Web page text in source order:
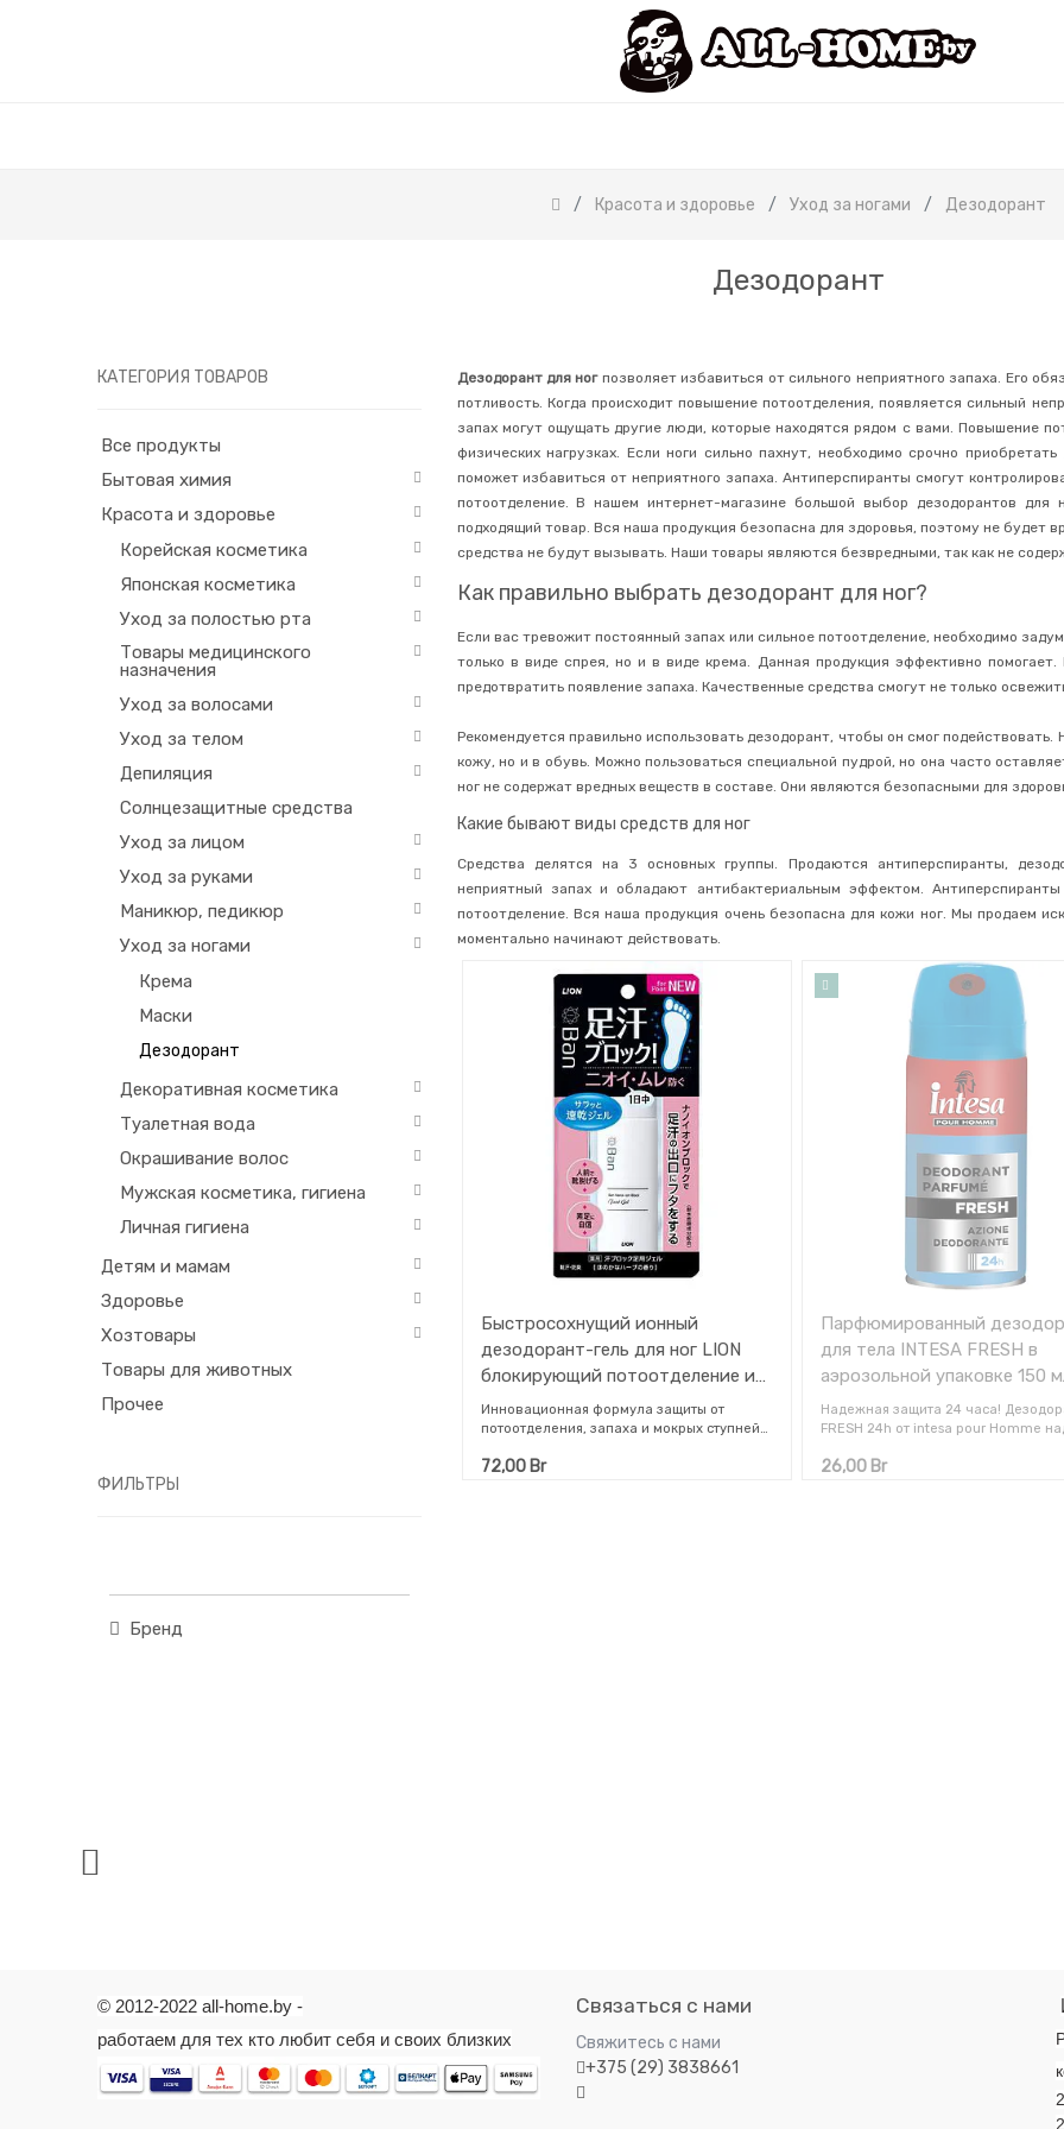
Красота и здоровье Уход за ногами Дезодорант
Дезодорант
КАТЕГОРИЯ ТОВАРОВ
Все продукты
Бытовая химия
Красота и здоровье
Корейская косметика
Японская косметика
Уход за полостью рта
Товары медицинского
назначения
Уход за волосами
Уход за телом
Депиляция
Солнцезащитные средства
Уход за лицом
Уход за руками
Маникюр, педикюр
Уход за ногами
Крема
Маски
Дезодорант
Декоративная косметика
Туалетная вода
Окрашивание волос
Мужская косметика, гигиена
Личная гигиена
Детям и мамам
Здоровье
Хозтовары
Товары для животных
Прочее
ФИЛЬТРЫ
Бренд
Дезодорант для ногпозволяет избавиться от сильного неприятного запаха. Его
потливость. Когда происходит повышение потоотделения, появляется сильный
запах могут ощущать другие люди, которые находятся рядом с вами. Повышение
физических нагрузках. Если ноги сильно пахнут, необходимо срочно
поможет избавиться от неприятного запаха. Антиперспиранты смогут
потоотделение. В нашем интернет-магазине большой выбор дезодорантов
подходящий товар. Вся наша продукция безопасна для здоровья, поэтому не будет
средства не будут вызывать. Наши товары являются безвредными, так как не
Как правильно выбрать дезодорант для ног?
Если вас тревожит постоянный запах или сильное потоотделение, необходимо
только в виде спрея, но и в виде крема. Данная продукция эффективно
предотвратить появление запаха. Качественные средства смогут не только
Рекомендуется правильно использовать дезодорант, чтобы он смог
кожу, но и в обувь. Можно пользоваться специальной пудрой, но она часто
ног не содержат вредных веществ в составе. Они являются безопасными для
Какие бывают виды средств для ног
Средства делятся на 3 основных группы. Продаются антиперспиранты,
неприятный запах и обладают антибактериальным эффектом.
потоотделение. Вся наша продукция очень безопасна для кожи ног. Мы продаем
моментально начинают действовать.
Быстросохнущий ионный
дезодорант-гель для ног LION
блокирующий потоотделение и
неприятные запахи (аромат трав)
40 мл
Инновационная формула защиты от
потоотделения, запаха и мокрых ступней
1. ионный компонент АСН блокирует
72,00Br
Парфюмированный
для тела INTESA FRESH в
аэрозольной упаковке 150
Надежная защита 24 часа!
FRESH 24h от intesa pour Homme
24 часов и дарит бодрящую
26,00 Br
© 2012-2022 all-home.by -
работаем для тех кто любит себя и своих близких
Связаться с нами
Свяжитесь с нами
+375 (29) 3838661